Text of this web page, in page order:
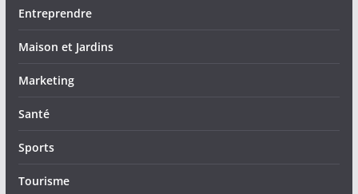
Entreprendre
Maison et Jardins
Marketing
Santé
Sports
Tourisme